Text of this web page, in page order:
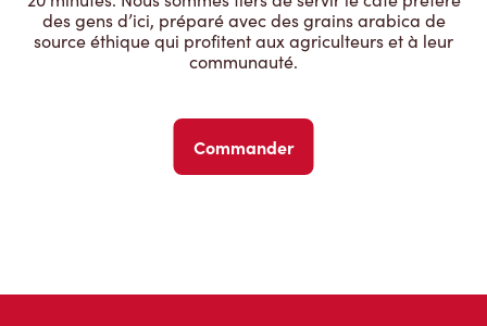
des gens d’ici, préparé avec des grains arabica de
source éthique qui profitent aux agriculteurs et à leur
communauté.
Commander